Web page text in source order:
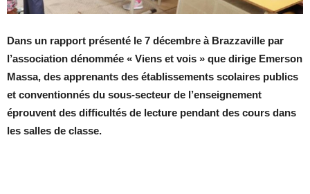
Dans un rapport présenté le 7 décembre à Brazzaville par
l’association dénommée « Viens et vois » que dirige Emerson
Massa, des apprenants des établissements scolaires publics
et conventionnés du sous-secteur de l’enseignement
éprouvent des difficultés de lecture pendant des cours dans
les salles de classe.